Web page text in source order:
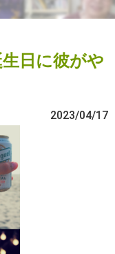
日に彼がや
2023/04/17